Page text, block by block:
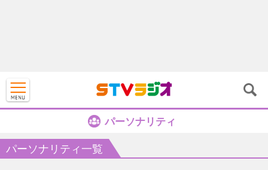
パーソナリティ
パーソナリティ一覧